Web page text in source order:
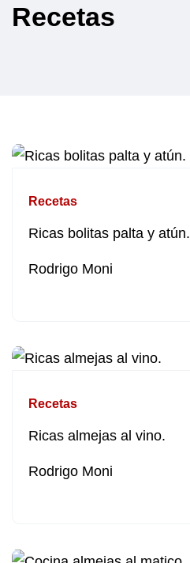
Recetas
Recetas
Ricas bolitas palta y atún.
Rodrigo Moni
Recetas
Ricas almejas al vino.
Rodrigo Moni